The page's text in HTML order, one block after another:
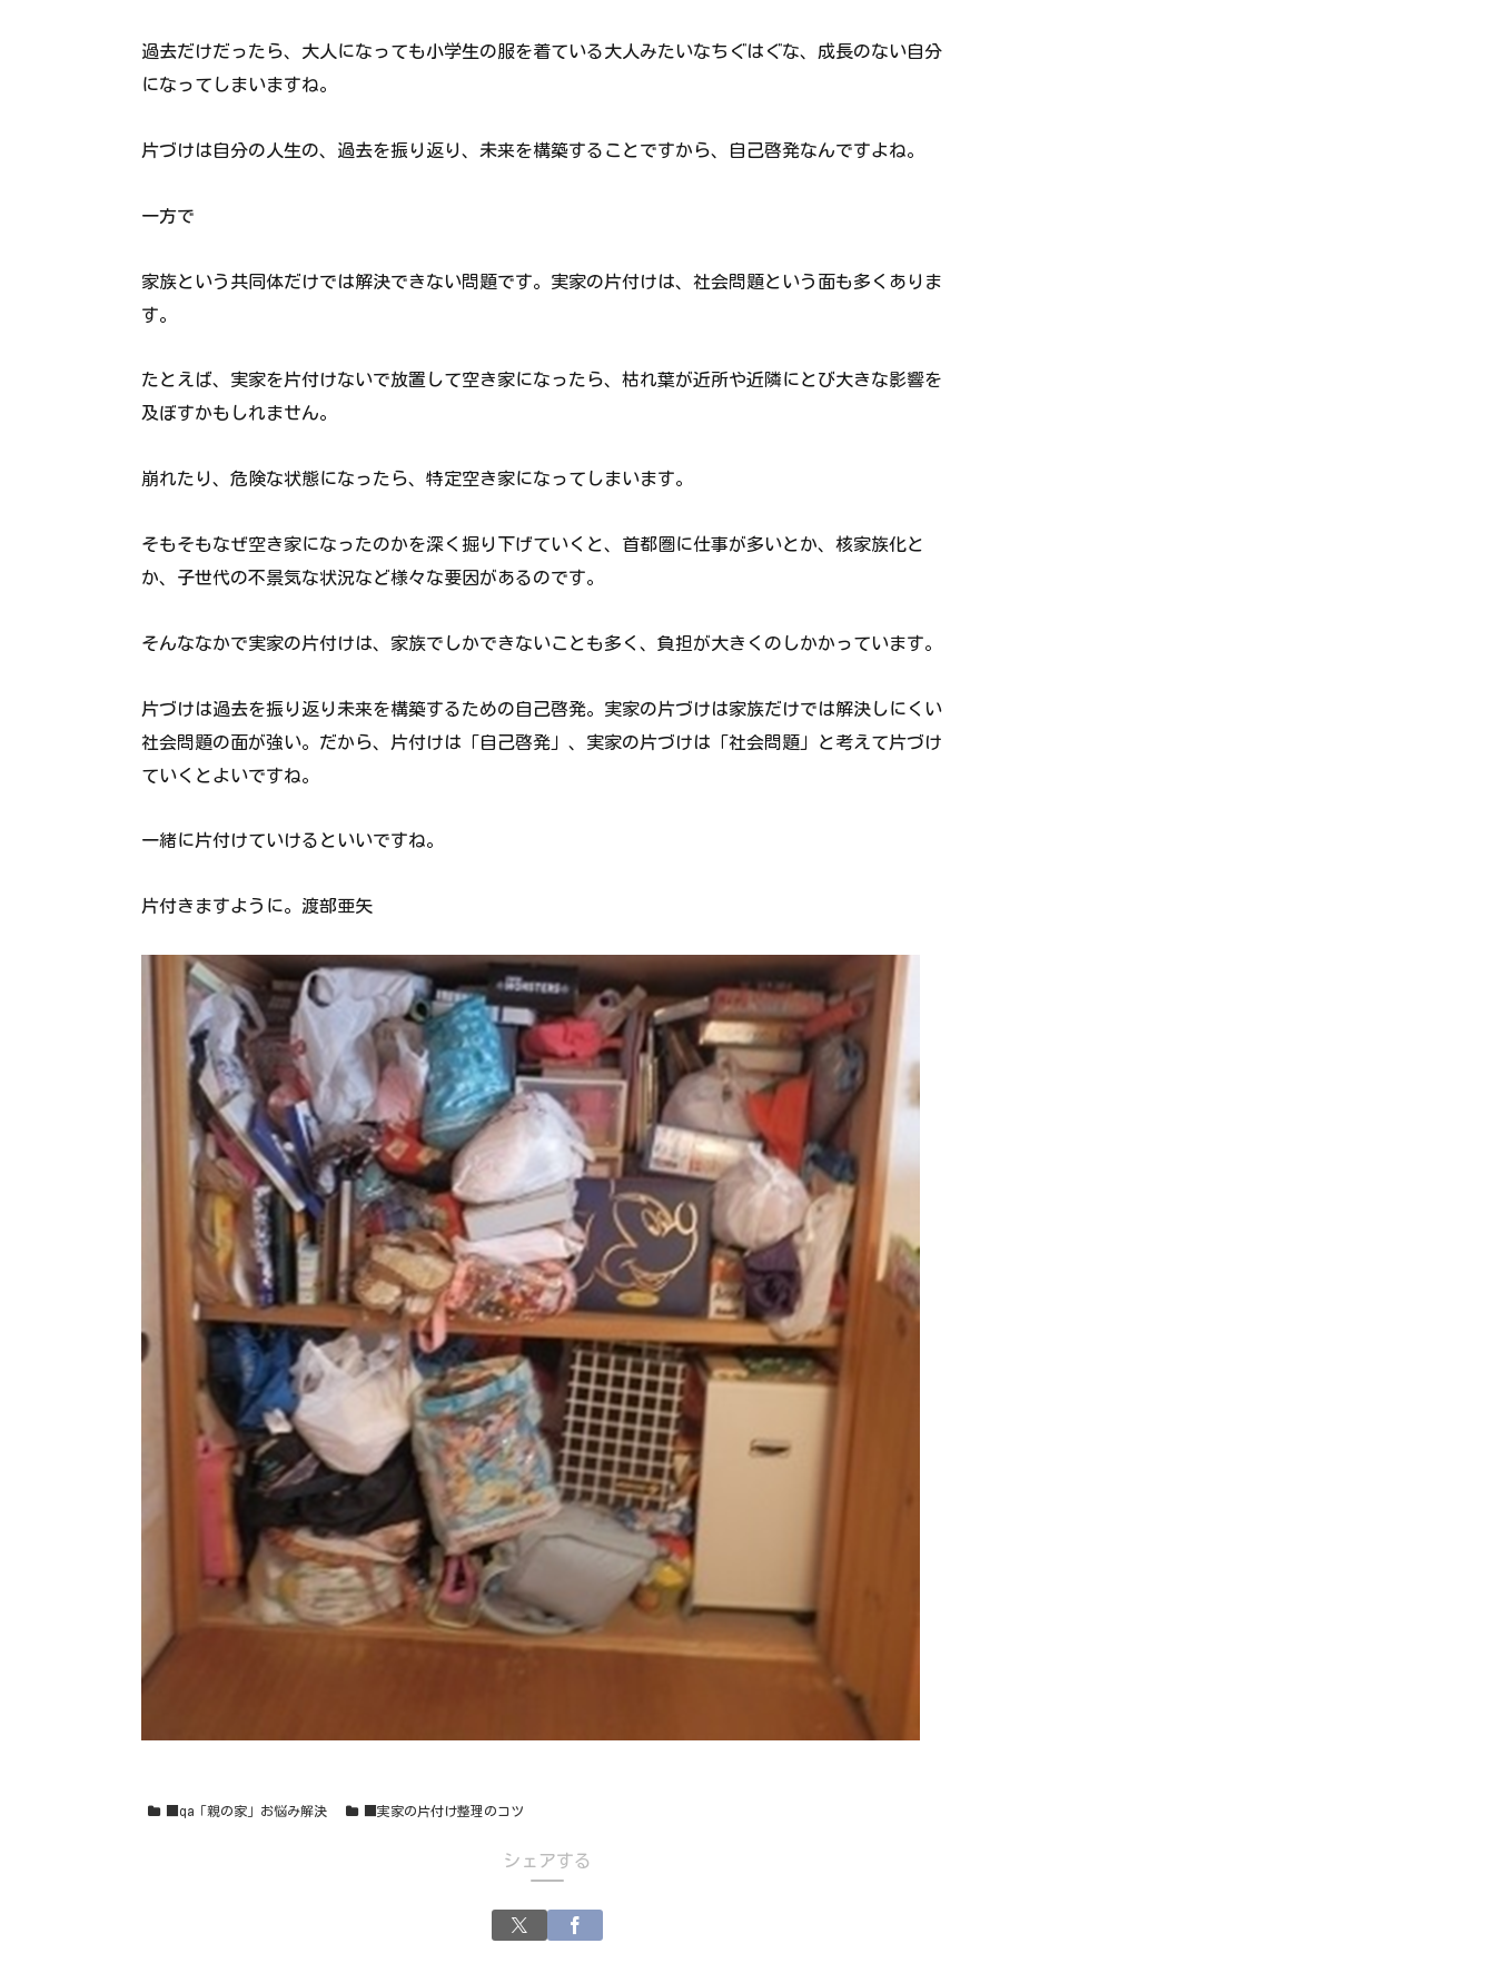
過去だけだったら、大人になっても小学生の服を着ている大人みたいなちぐはぐな、成長のない自分
になってしまいますね。
片づけは自分の人生の、過去を振り返り、未来を構築することですから、自己啓発なんですよね。
一方で
家族という共同体だけでは解決できない問題です。実家の片付けは、社会問題という面も多くありま
す。
たとえば、実家を片付けないで放置して空き家になったら、枯れ葉が近所や近隣にとび大きな影響を
及ぼすかもしれません。
崩れたり、危険な状態になったら、特定空き家になってしまいます。
そもそもなぜ空き家になったのかを深く掘り下げていくと、首都圏に仕事が多いとか、核家族化と
か、子世代の不景気な状況など様々な要因があるのです。
そんななかで実家の片付けは、家族でしかできないことも多く、負担が大きくのしかかっています。
片づけは過去を振り返り未来を構築するための自己啓発。実家の片づけは家族だけでは解決しにくい
社会問題の面が強い。だから、片付けは「自己啓発」、実家の片づけは「社会問題」と考えて片づけ
ていくとよいですね。
一緒に片付けていけるといいですね。
片付きますように。渡部亜矢
■qa「親の家」お悩み解決 ■実家の片付け整理のコツ
シェアする